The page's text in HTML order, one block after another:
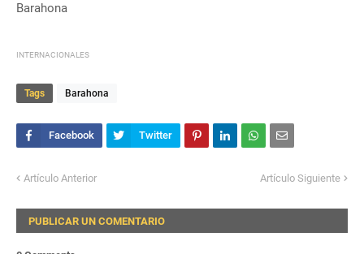
Barahona
INTERNACIONALES
Tags Barahona
Artículo Anterior Artículo Siguiente
PUBLICAR UN COMENTARIO